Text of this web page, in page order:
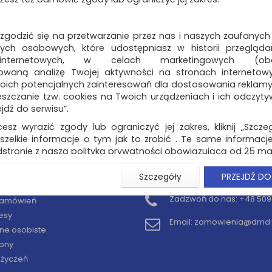
osobiste
KONTAKT
Zadzwoń do nas:+48 509
Email:
się na przetwarzanie przez nas i naszych
osobowych, które udostępniasz w historii
w celach marketingowych
analizę Twojej aktywności na stronach
potencjalnych zainteresowań dla dostosowania
tzw. cookies na Twoich urządzeniach i ich
do serwisu”.
wyrazić zgody lub ograniczyć jej zakres, kliknij
informacje o tym jak to zrobić . Te same
z naszą polityką prywatności obowiązującą od 25
użytkowników zalogowanych, aby umożliwić
i związane z tym prawidłowe działanie naszej
np. wysłanie potwierdzenia zamówienia na
Państwu prawidłowych informacji o promocjach
ważna jest Państwa wcześniejsza zgoda której
zgoda jest dobrowolna i można ją w dowolnym
(rozwiń)
Szczegóły PRZEJDŹ